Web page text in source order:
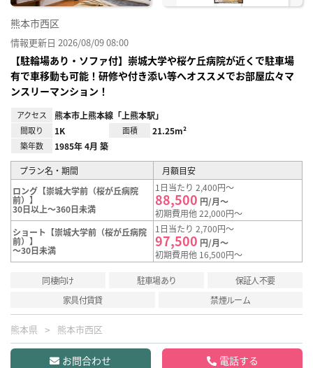
熊本市西区
情報更新日 2026/08/09 08:00
【駐輪場あり・ソファ付】崇城大学や桜ケ丘病院が近くで駐車場
有で車移動も可能！研修や付き添い等へオススメでお部屋広々マ
ンスリーマンション！
アクセス 熊本市上熊本線「上熊本駅」
間取り 1K 面積 21.25m²
築年数 1985年 4月 築
プラン名・期間
月額目安
ロング【崇城大学前（桜が丘病院
前）】
30日以上～360日未満
1日当たり 2,400円～
88,500 円/月～
初期費用他 22,000円～
ショート【崇城大学前（桜が丘病院
前）】
～30日未満
1日当たり 2,700円～
97,500 円/月～
初期費用他 16,500円～
同棲向け 駐車場あり
保証人不要
家具付賃貸
禁煙ルーム
熊本県 熊本市西区
お問合わせ 電話する